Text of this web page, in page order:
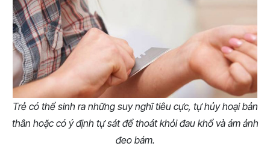
Trẻ có thể sinh ra những suy nghĩ tiêu cực, tự hủy hoại bản
thân hoặc có ý định tự sát để thoát khỏi đau khổ và ám ảnh
đeo bám.